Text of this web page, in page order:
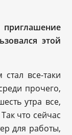
этой
все-таки
прочего,
утра все,
что сейчас
для работы,